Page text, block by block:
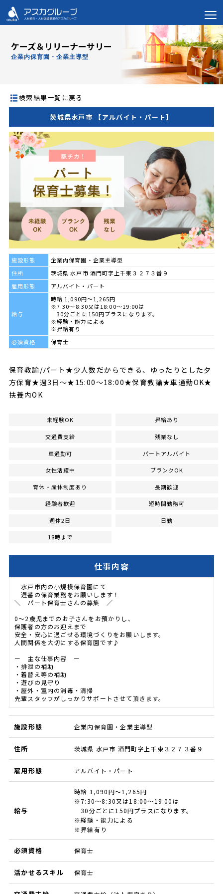
ケーズ＆リリーナーサリー
企業内保育園・企業主導型
検索結果一覧に戻る
茨城県水戸市 【アルバイト・パート】
施設形態
企業内保育園・企業主導型
住所
茨城県 水戸市 酒門町字上千束３２７３番９
雇用形態
アルバイト・パート
給与
時給 1,090円～1,265円
※7:30～8:30又は18:00～19:00は
30分ごとに150円プラスになります。
※経験・能力による
※昇給有り
必須資格
保育士
保育教諭/パート★少人数だからできる、ゆったりとした夕
方保育★週3日～★15:00～18:00★保育教諭★車通勤OK★
扶養内OK
未経験OK 昇給あり
交通費支給 残業なし
車通勤可 パートアルバイト
女性活躍中 ブランクOK
育休・産休制度あり 長期歓迎
経験者歓迎 短時間勤務可
週休2日 日勤
18時まで
仕事内容
水戸市内の小規模保育園にて
遅番の保育業務をお願いします！
＼ パート保育士さんの募集 ／
0～2歳児までのお子さんをお預かりし、
保護者の方のお迎えまで
安全・安心に過ごせる環境づくりをお願いします。
人間関係を大切にする保育園です♪
ー 主な仕事内容 ー
・排泄の補助
・着替え等の補助
・遊びの見守り
・屋外・室内の消毒・清掃
先輩スタッフがしっかりサポートさせて頂きます。
施設形態 企業内保育園・企業主導型
住所 茨城県 水戸市 酒門町字上千束３２７３番９
雇用形態 アルバイト・パート
給与
時給 1,090円～1,265円
※7:30～8:30又は18:00～19:00は
30分ごとに150円プラスになります。
※経験・能力による
※昇給有り
必須資格 保育士
活かせるスキル 保育士